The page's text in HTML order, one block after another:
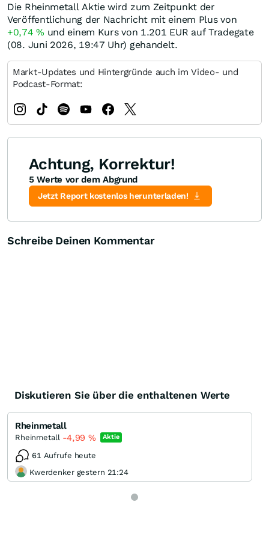
Die Rheinmetall Aktie wird zum Zeitpunkt der
Veröffentlichung der Nachricht mit einem Plus von
+0,74% und einem Kurs von 1.201 EUR auf Tradegate
(08. Juni 2026, 19:47 Uhr) gehandelt.
Markt-Updates und Hintergründe auch im Video- und
Podcast-Format:
Achtung, Korrektur!
5 Werte vor dem Abgrund
Jetzt Report kostenlos herunterladen!
Schreibe Deinen Kommentar
Diskutieren Sie über die enthaltenen Werte
Rheinmetall
Rheinmetall -4,99 % Aktie
61 Aufrufe heute
Kwerdenker gestern 21:24